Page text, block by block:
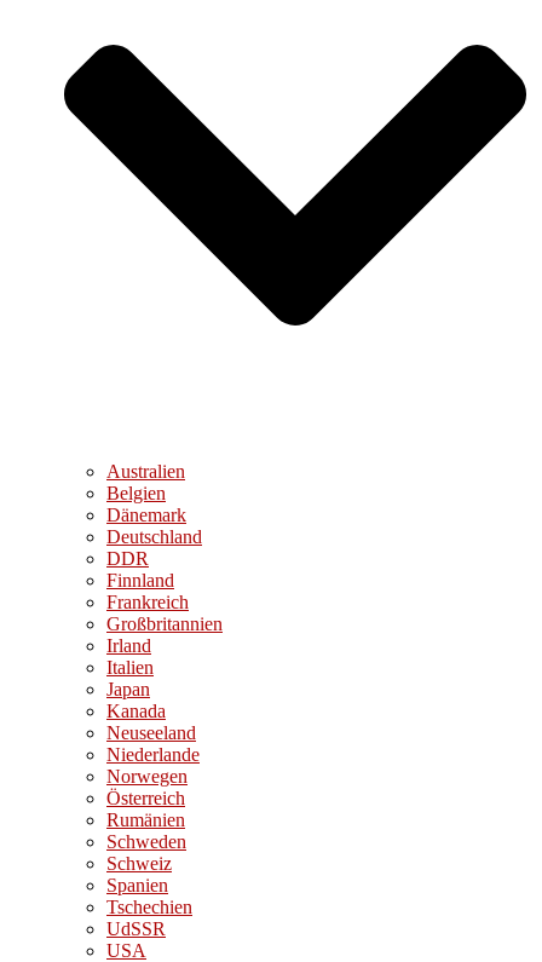
Australien
Belgien
Dänemark
Deutschland
DDR
Finnland
Frankreich
Großbritannien
Irland
Italien
Japan
Kanada
Neuseeland
Niederlande
Norwegen
Österreich
Rumänien
Schweden
Schweiz
Spanien
Tschechien
UdSSR
USA